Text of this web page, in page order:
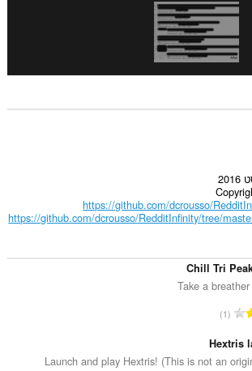
https://github.com/dcrousso/
https://github.com/dcrousso/RedditInfinity/tree/
Chill Tri
Take a
מ
פ
ר
1
Hextris
Launch and play Hextris! (This is not an